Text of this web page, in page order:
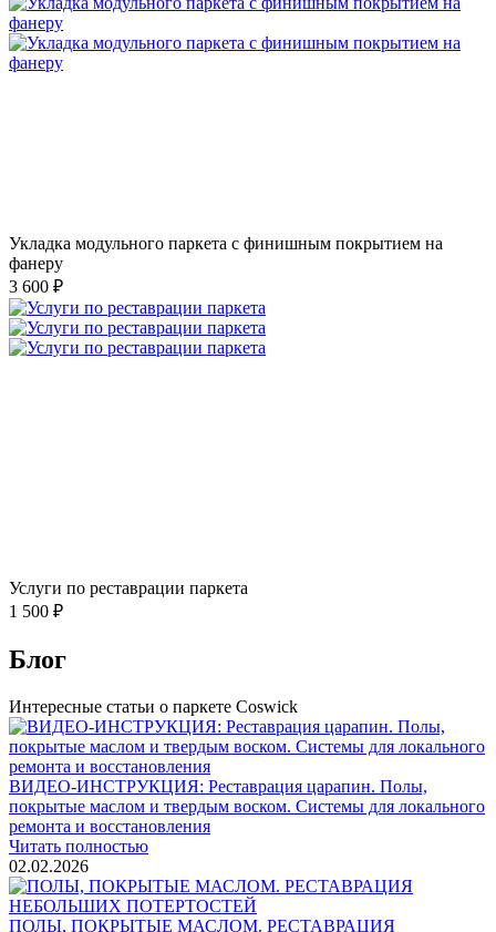
Укладка модульного паркета с финишным покрытием на
фанеру
3 600 ₽
Услуги по реставрации паркета
1 500 ₽
Блог
Интересные статьи о паркете Coswick
ВИДЕО-ИНСТРУКЦИЯ: Реставрация царапин. Полы,
покрытые маслом и твердым воском. Системы для локального
ремонта и восстановления
Читать полностью
02.02.2026
ПОЛЫ, ПОКРЫТЫЕ МАСЛОМ. РЕСТАВРАЦИЯ